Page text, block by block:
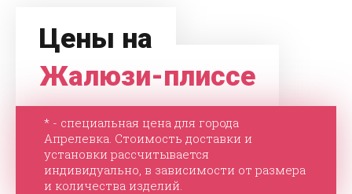
Цены на
Жалюзи-плиссе
* - специальная цена для города
Апрелевка. Стоимость доставки и
установки рассчитывается
индивидуально, в зависимости от размера
и количества изделий.